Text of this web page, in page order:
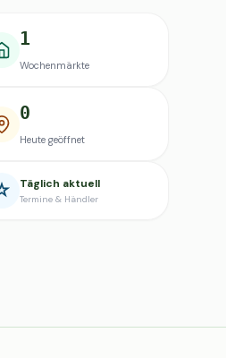
1
Wochenmärkte
0
Heute geöffnet
Täglich aktuell
Termine & Händler